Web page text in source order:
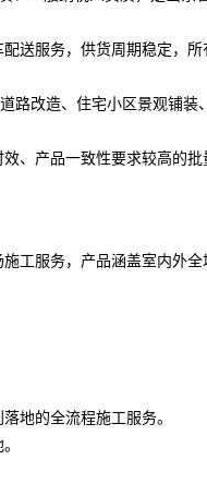
送服务，供货周期稳定，所
路改造、住宅小区景观铺装
、产品一致性要求较高的
工服务，产品涵盖室内外全
地的全流程施工服务。